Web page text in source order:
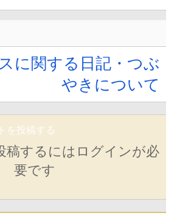
に関する日記・つぶ
やきについて
を投稿する
するにはログインが必
要です